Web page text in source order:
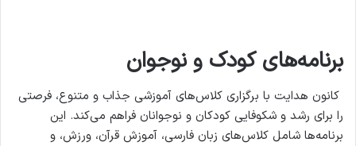
برنامه‌های کودک و نوجوان
کانون هدایت با برگزاری کلاس‌های آموزشی جذاب و متنوع، فرصتی
را برای رشد و شکوفایی کودکان و نوجوانان فراهم می‌کند. این
برنامه‌ها شامل کلاس‌های زبان فارسی، آموزش قرآن، ورزش، و